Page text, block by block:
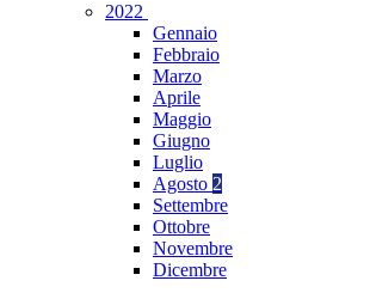
2022
Gennaio
Febbraio
Marzo
Aprile
Maggio
Giugno
Luglio
Agosto 2
Settembre
Ottobre
Novembre
Dicembre